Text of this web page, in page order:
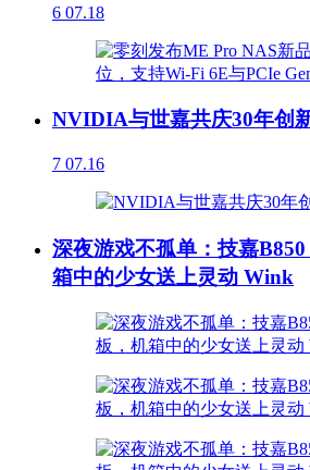
6 07.18
NVIDIA与世嘉共庆30年创
7 07.16
深夜游戏不孤单：技嘉
箱中的少女送上灵动 Wink